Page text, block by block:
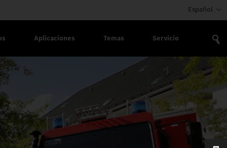
Español
Aplicaciones Temas Servicio